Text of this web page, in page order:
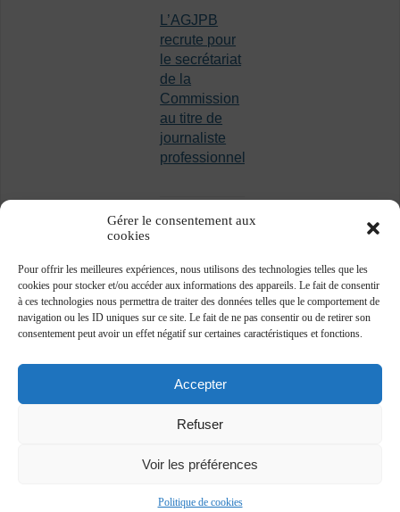
Gérer le consentement aux
cookies
Pour offrir les meilleures expériences, nous utilisons des technologies telles que les
cookies pour stocker et/ou accéder aux informations des appareils. Le fait de consentir
à ces technologies nous permettra de traiter des données telles que le comportement de
navigation ou les ID uniques sur ce site. Le fait de ne pas consentir ou de retirer son
consentement peut avoir un effet négatif sur certaines caractéristiques et fonctions.
Accepter
Refuser
Voir les préférences
Politique de cookies
L’AGJPB
recrute pour
le secrétariat
de la
Commission
au titre de
journaliste
professionnel